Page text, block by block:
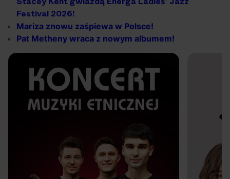
Festival 2026!
Mariza znowu zaśpiewa w Polsce!
Pat Metheny wraca z nowym albumem!